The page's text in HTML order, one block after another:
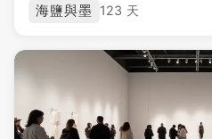
海鹽與墨 123 天